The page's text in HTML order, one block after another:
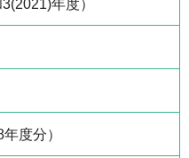
年度）
度分）